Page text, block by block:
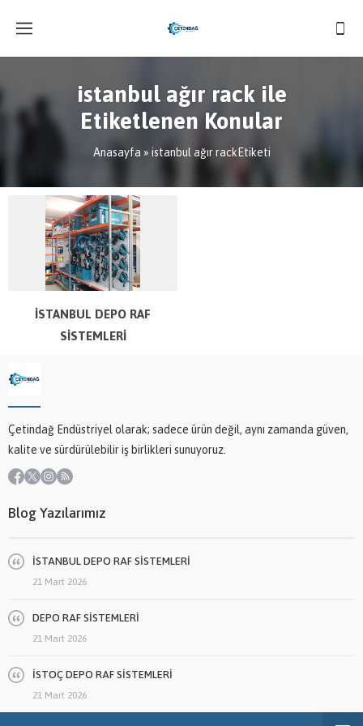
istanbul ağır rack ile
Etiketlenen Konular
Anasayfa » istanbul ağır rackEtiketi
İSTANBUL DEPO RAF
SİSTEMLERİ
Çetindağ Endüstriyel olarak; sadece ürün değil, aynı zamanda güven,
kalite ve sürdürülebilir iş birlikleri sunuyoruz.
Blog Yazılarımız
İSTANBUL DEPO RAF SİSTEMLERİ
21 Mart 2026
DEPO RAF SİSTEMLERİ
21 Mart 2026
İSTOÇ DEPO RAF SİSTEMLERİ
21 Mart 2026